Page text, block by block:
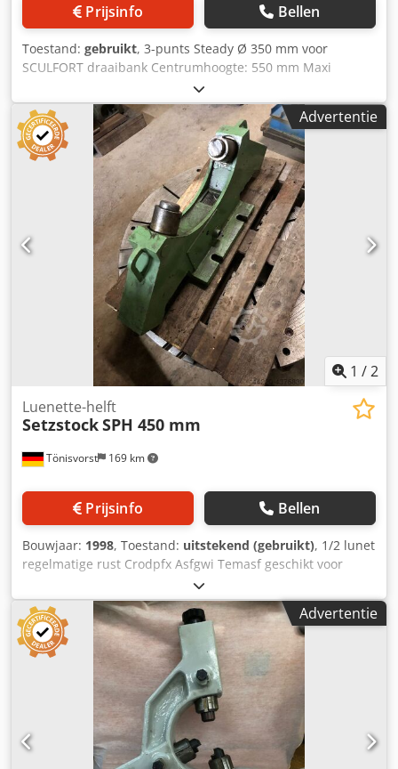
Prijsinfo Bellen
Toestand: gebruikt, 3-punts Steady Ø 350 mm voor
SCULFORT draaibank Centrumhoogte: 550 mm Maxi
diameter: Ø 350 mm Afstand tussen bevestiging V: 350 mm
Breedte: 1200 mm Crodpezmw Snefx Amaef Dikte: 300 mm
Totale hoogte: 1300 mm Gewicht: ca. 250 kg
Advertentie
1 /2
Tönisvorst 169 km
Luenette-helft
SetzstockSPH 450 mm
Prijsinfo Bellen
Bouwjaar: 1998, Toestand: uitstekend (gebruikt), 1/2 lunet
regelmatige rust Crodpfx Asfgwi Temasf geschikt voor
diameter 500 mm SPH 450 mm Schachtdiameter 100 mm
Advertentie